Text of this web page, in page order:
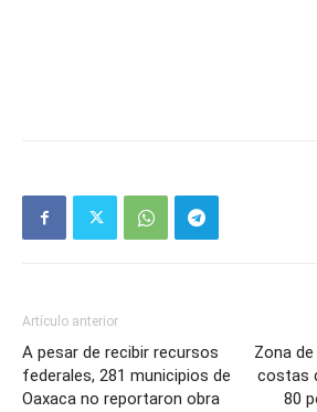
Artículo anterior
A pesar de recibir recursos
federales, 281 municipios de
Oaxaca no reportaron obra
Zona
costas
80